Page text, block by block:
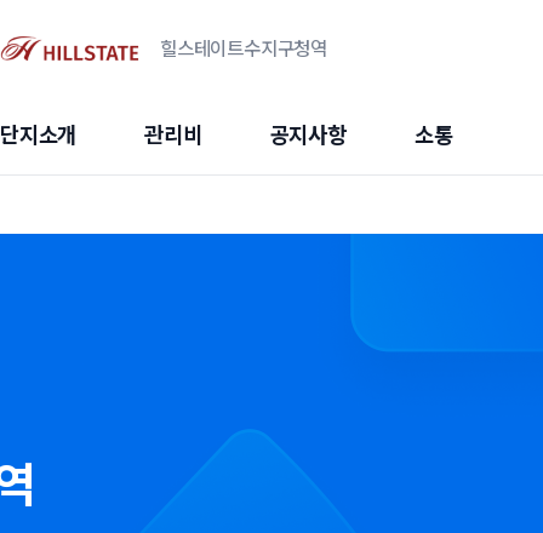
힐스테이트수지구청역
단지소개 관리비 공지사항 소통